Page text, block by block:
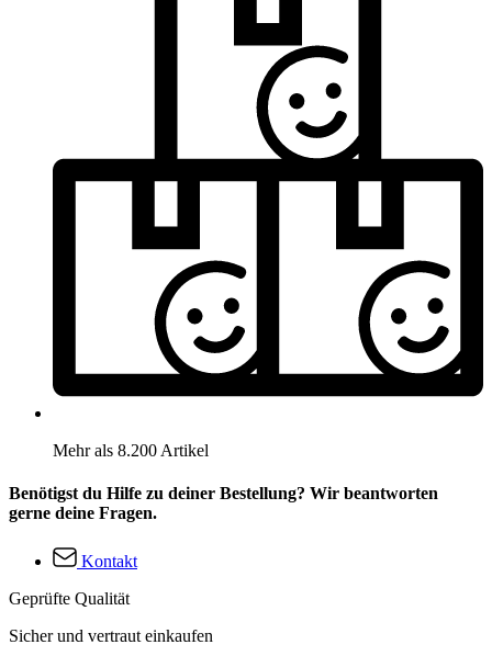
Mehr als 8.200 Artikel
Benötigst du Hilfe zu deiner Bestellung? Wir beantworten
gerne deine Fragen.
Kontakt
Geprüfte Qualität
Sicher und vertraut einkaufen